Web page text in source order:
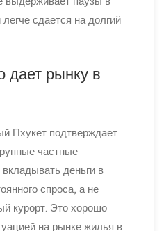
сдается на долгий
дает рынку в
Пхукет подтверждает
частные
деньги в
спроса, а не
курорт. Это хорошо
на рынке жилья в